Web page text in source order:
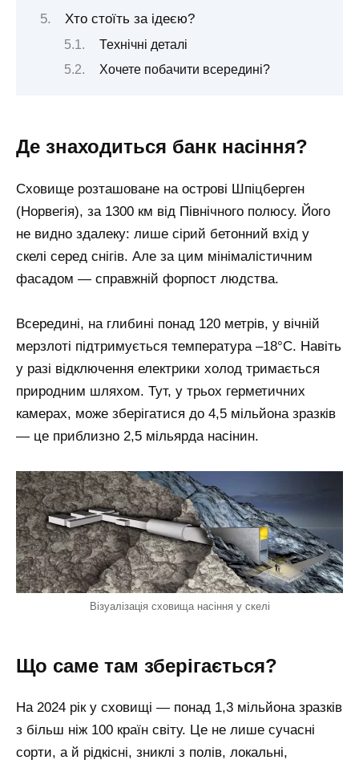
Хто стоїть за ідеєю?
Технічні деталі
Хочете побачити всередині?
Де знаходиться банк насіння?
Сховище розташоване на острові Шпіцберген
(Норвегія), за 1300 км від Північного полюсу. Його
не видно здалеку: лише сірий бетонний вхід у
скелі серед снігів. Але за цим мінімалістичним
фасадом — справжній форпост людства.
Всередині, на глибині понад 120 метрів, у вічній
мерзлоті підтримується температура –18°C. Навіть
у разі відключення електрики холод тримається
природним шляхом. Тут, у трьох герметичних
камерах, може зберігатися до 4,5 мільйона зразків
— це приблизно 2,5 мільярда насінин.
Візуалізація сховища насіння у скелі
Що саме там зберігається?
На 2024 рік у сховищі — понад 1,3 мільйона зразків
з більш ніж 100 країн світу. Це не лише сучасні
сорти, а й рідкісні, зниклі з полів, локальні,